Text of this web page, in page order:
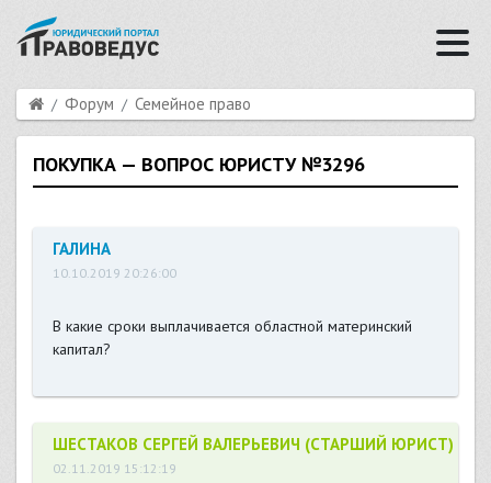
Форум Семейное право
ПОКУПКА — ВОПРОС ЮРИСТУ №3296
ГАЛИНА
10.10.2019 20:26:00
В какие сроки выплачивается областной материнский
капитал?
ШЕСТАКОВ СЕРГЕЙ ВАЛЕРЬЕВИЧ (СТАРШИЙ ЮРИСТ)
02.11.2019 15:12:19